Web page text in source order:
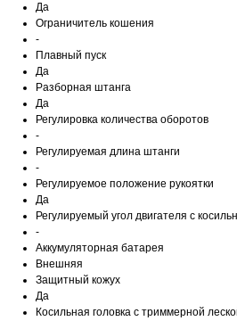
Да
Ограничитель кошения
-
Плавный пуск
Да
Разборная штанга
Да
Регулировка количества оборотов
-
Регулируемая длина штанги
-
Регулируемое положение рукоятки
Да
Регулируемый угол двигателя с
-
Аккумуляторная батарея
Внешняя
Защитный кожух
Да
Косильная головка с триммерной